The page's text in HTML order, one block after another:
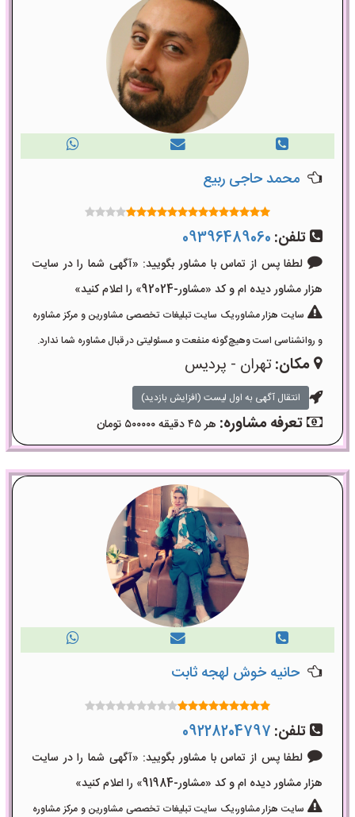
محمد حاجی ربیع
تلفن: 09396489060
لطفا پس از تماس با مشاور بگویید: «آگهی شما را در سایت
هزار مشاور دیده ام و کد «مشاور-92024» را اعلام کنید»
سایت هزار مشاور،یک سایت تبلیغات تخصصی مشاورین و مرکز مشاوره
و روانشناسی است وهیچ‌گونه منفعت و مسئولیتی در قبال مشاوره شما ندارد.
مکان:تهران - پردیس
انتقال آگهی به اول لیست (افزایش بازدید)
تعرفه مشاوره: هر ۴۵ دقیقه ۵۰۰۰۰۰ تومان
حانیه خوش لهجه ثابت
تلفن: 09228204797
لطفا پس از تماس با مشاور بگویید: «آگهی شما را در سایت
هزار مشاور دیده ام و کد «مشاور-91984» را اعلام کنید»
سایت هزار مشاور،یک سایت تبلیغات تخصصی مشاورین و مرکز مشاوره